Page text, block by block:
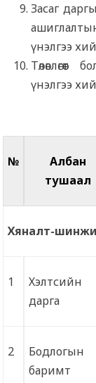
Засаг
үнэлгээ
үнэлгээ
№
Албан
тушаал
Хяналт-
1
Хэлтсийн
дарга
2
Бодлогын
баримт